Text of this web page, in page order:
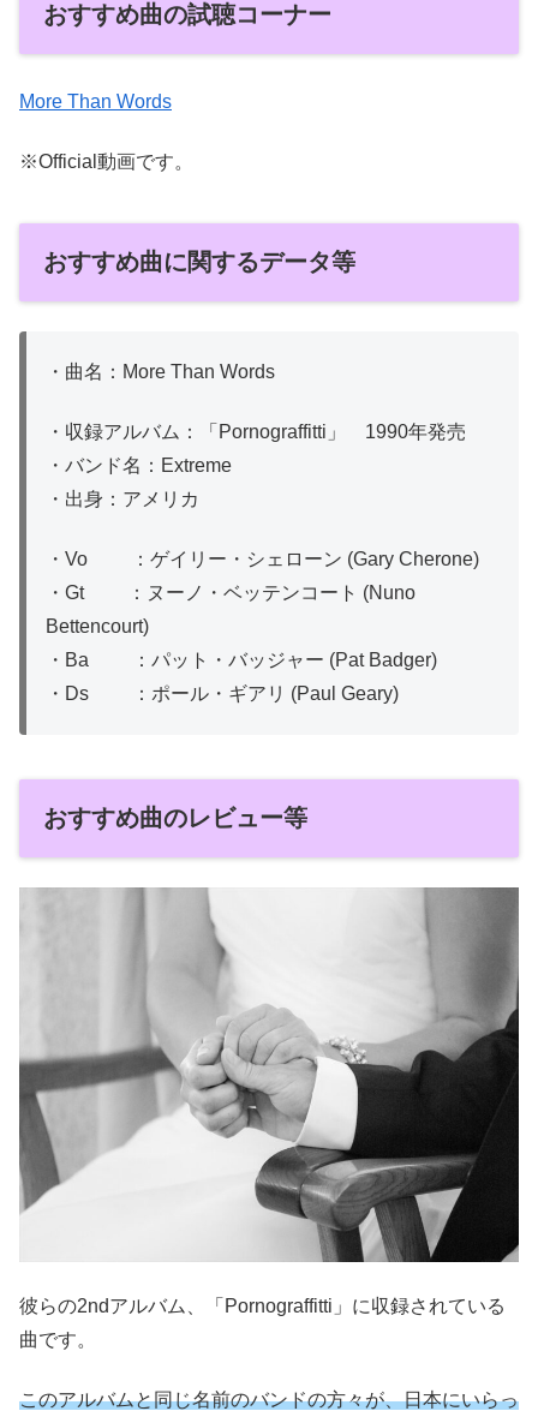
おすすめ曲の試聴コーナー
More Than Words
※Official動画です。
おすすめ曲に関するデータ等
・曲名：More Than Words
・収録アルバム：「Pornograffitti」 1990年発売
・バンド名：Extreme
・出身：アメリカ
・Vo ：ゲイリー・シェローン (Gary Cherone)
・Gt ：ヌーノ・ベッテンコート (Nuno
Bettencourt)
・Ba ：パット・バッジャー (Pat Badger)
・Ds ：ポール・ギアリ (Paul Geary)
おすすめ曲のレビュー等
彼らの2ndアルバム、「Pornograffitti」に収録されている
曲です。
このアルバムと同じ名前のバンドの方々が、日本にいらっ